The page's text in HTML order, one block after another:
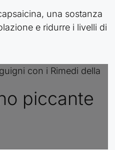
una sostanza
e ridurre i livelli di
piccante